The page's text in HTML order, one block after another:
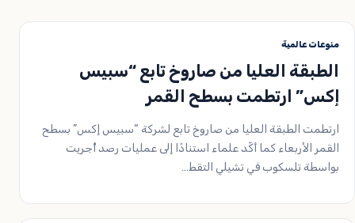
منوعات عالمية
الطبقة العليا من صاروخ تابع “سبيس
إكس” ارتطمت بسطح القمر
ارتطمت الطبقة العليا من صاروخ تابع لشركة “سبيس إكس” بسطح
القمر الأربعاء كما أكّد علماء استنادًا إلى عمليات رصد أُجريت
بواسطة تلسكوب في تشيلي التقط…